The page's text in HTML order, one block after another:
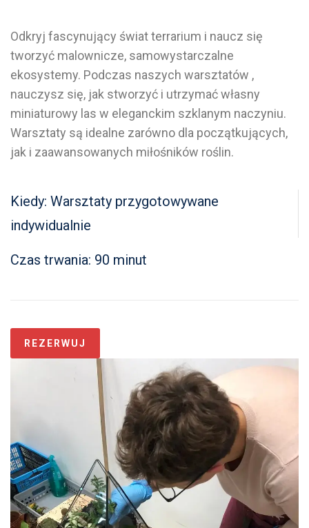
Odkryj fascynujący świat terrarium i naucz się
tworzyć malownicze, samowystarczalne
ekosystemy. Podczas naszych warsztatów ,
nauczysz się, jak stworzyć i utrzymać własny
miniaturowy las w eleganckim szklanym naczyniu.
Warsztaty są idealne zarówno dla początkujących,
jak i zaawansowanych miłośników roślin.
Kiedy: Warsztaty przygotowywane
indywidualnie
Czas trwania: 90 minut
REZERWUJ